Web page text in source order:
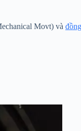
Movt) và